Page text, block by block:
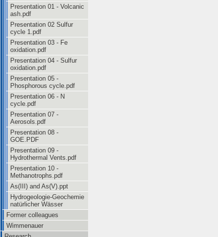
Presentation 01 - Volcanic
ash.pdf
Presentation 02 Sulfur
cycle 1.pdf
Presentation 03 - Fe
oxidation.pdf
Presentation 04 - Sulfur
oxidation.pdf
Presentation 05 -
Phosphorous cycle.pdf
Presentation 06 - N
cycle.pdf
Presentation 07 -
Aerosols.pdf
Presentation 08 -
GOE.PDF
Presentation 09 -
Hydrothermal Vents.pdf
Presentation 10 -
Methanotrophs.pdf
As(III) and As(V).ppt
Hydrogeologie-Geochemie
natürlicher Wässer
Former colleagues
Wimmenauer